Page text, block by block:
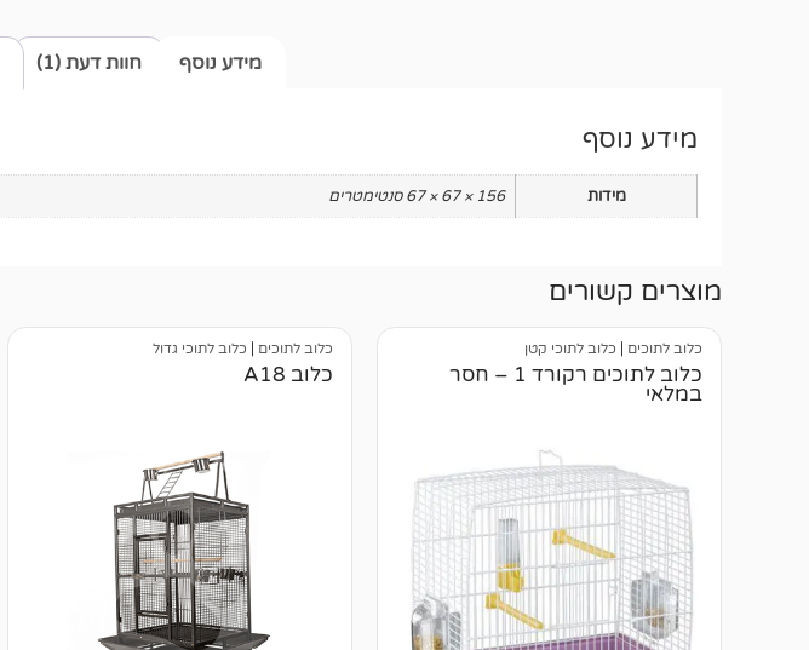
מידע נוסף חוות דעת (1)
מידע נוסף
מידות 156 × 67 × 67 סנטימטרים
מוצרים קשורים
כלוב לתוכים כלוב לתוכי קטן
כלוב לתוכים רקורד 1 – חסר
במלאי
כלוב לתוכים כלוב לתוכי גדול
כלוב A18